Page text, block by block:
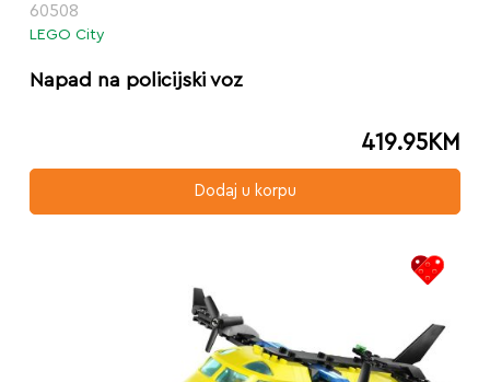
60508
LEGO City
Napad na policijski voz
419.95KM
Dodaj u korpu